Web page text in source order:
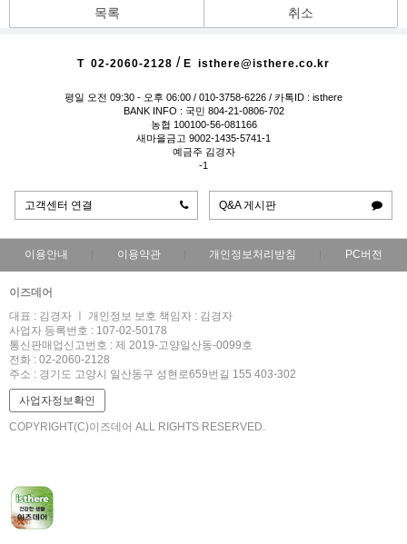
목록 취소
T 02-2060-2128 / E isthere@isthere.co.kr
평일 오전 09:30 - 오후 06:00 / 010-3758-6226 / 카톡ID : isthere
BANK INFO : 국민 804-21-0806-702
농협 100100-56-081166
새마을금고 9002-1435-5741-1
예금주 김경자
-1
고객센터 연결 Q&A 게시판
이용안내 이용약관 개인정보처리방침 PC버전
이즈데어
대표 : 김경자 ㅣ 개인정보 보호 책임자 : 김경자
사업자 등록번호 : 107-02-50178
통신판매업신고번호 : 제 2019-고양일산동-0099호
전화 : 02-2060-2128
주소 : 경기도 고양시 일산동구 성현로659번길 155 403-302
사업자정보확인
COPYRIGHT(C)이즈데어 ALL RIGHTS RESERVED.